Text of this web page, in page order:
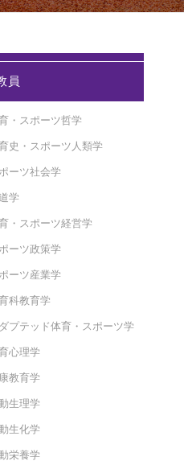
員
・スポーツ哲学
史・スポーツ人類学
ーツ社会学
学
・スポーツ経営学
ーツ政策学
ーツ産業学
科教育学
プテッド体育・スポーツ学
心理学
教育学
生理学
生化学
栄養学